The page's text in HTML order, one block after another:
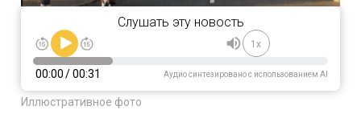
Слушать эту новость
1x
00:00/00:31 Аудио синтезировано с использованием AI
Иллюстративное фото